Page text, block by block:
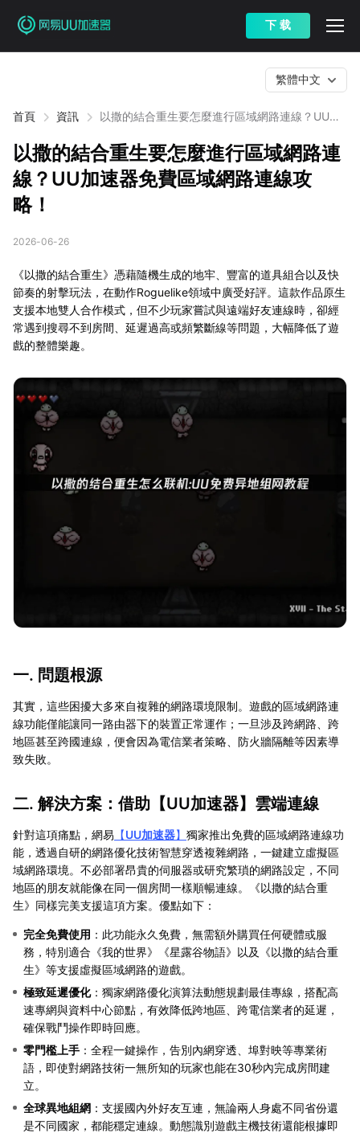
下 载
首頁 資訊
以撒的結合重生要怎麼進行區域網路連線？UU加
繁體中文
以撒的結合重生要怎麼進行區域網路連
線？UU加速器免費區域網路連線攻
略！
2026-06-26
《以撒的結合重生》憑藉隨機生成的地牢、豐富的道具組合以及快
節奏的射擊玩法，在動作Roguelike領域中廣受好評。這款作品原生
支援本地雙人合作模式，但不少玩家嘗試與遠端好友連線時，卻經
常遇到搜尋不到房間、延遲過高或頻繁斷線等問題，大幅降低了遊
戲的整體樂趣。
一. 問題根源
其實，這些困擾大多來自複雜的網路環境限制。遊戲的區域網路連
線功能僅能讓同一路由器下的裝置正常運作；一旦涉及跨網路、跨
地區甚至跨國連線，便會因為電信業者策略、防火牆隔離等因素導
致失敗。
二. 解決方案：借助【UU加速器】雲端連線
針對這項痛點，網易 【UU加速器】 獨家推出免費的區域網路連線功
能，透過自研的網路優化技術智慧穿透複雜網路，一鍵建立虛擬區
域網路環境。不必部署昂貴的伺服器或研究繁瑣的網路設定，不同
地區的朋友就能像在同一個房間一樣順暢連線。《以撒的結合重
生》同樣完美支援這項方案。優點如下：
完全免費使用 ：此功能永久免費，無需額外購買任何硬體或服
務，特別適合《我的世界》《星露谷物語》以及《以撒的結合重
生》等支援虛擬區域網路的遊戲。
極致延遲優化：獨家網路優化演算法動態規劃最佳專線，搭配高
速專網與資料中心節點，有效降低跨地區、跨電信業者的延遲，
確保戰鬥操作即時回應。
零門檻上手 ：全程一鍵操作，告別內網穿透、埠對映等專業術
語，即使對網路技術一無所知的玩家也能在30秒內完成房間建
立。
全球異地組網 ：支援國內外好友互連，無論兩人身處不同省份還
是不同國家，都能穩定連線。動態識別遊戲主機技術還能根據即